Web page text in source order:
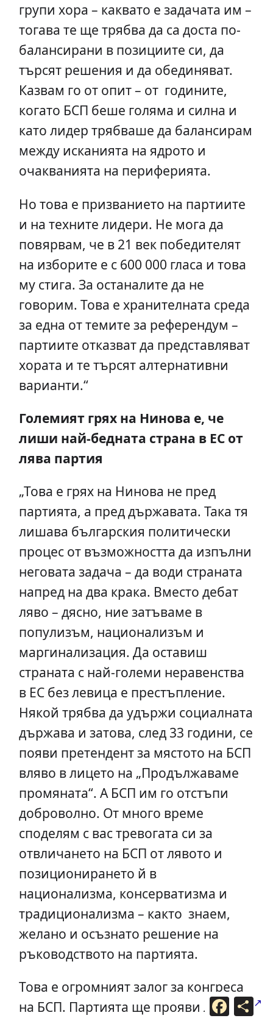
групи хора – каквато е задачата им –
тогава те ще трябва да са доста по-
балансирани в позициите си, да
търсят решения и да обединяват.
Казвам го от опит – от годините,
когато БСП беше голяма и силна и
като лидер трябваше да балансирам
между исканията на ядрото и
очакванията на периферията.
Но това е призванието на партиите
и на техните лидери. Не мога да
повярвам, че в 21 век победителят
на изборите е с 600 000 гласа и това
му стига. За останалите да не
говорим. Това е хранителната среда
за една от темите за референдум –
партиите отказват да представляват
хората и те търсят алтернативни
варианти.“
Големият грях на Нинова е, че
лиши най-бедната страна в ЕС от
лява партия
„Това е грях на Нинова не пред
партията, а пред държавата. Така тя
лишава българския политически
процес от възможността да изпълни
неговата задача – да води страната
напред на два крака. Вместо дебат
ляво – дясно, ние затъваме в
популизъм, национализъм и
маргинализация. Да оставиш
страната с най-големи неравенства
в ЕС без левица е престъпление.
Някой трябва да удържи социалната
държава и затова, след 33 години, се
появи претендент за мястото на БСП
вляво в лицето на „Продължаваме
промяната“. А БСП им го отстъпи
доброволно. От много време
споделям с вас тревогата си за
отвличането на БСП от лявото и
позиционирането й в
национализма, консерватизма и
традиционализма – както знаем,
желано и осъзнато решение на
ръководството на партията.
Това е огромният залог за конгреса
на БСП. Партията ще прояви ли
F
a
С
п